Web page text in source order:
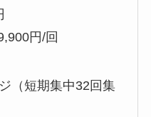
円/回
（短期集中32回集